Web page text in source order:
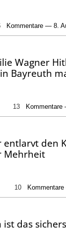
Kommentare — 8.
Wagner
Bayreuth
13
entlarvt den
Mehrheit
10
ist das